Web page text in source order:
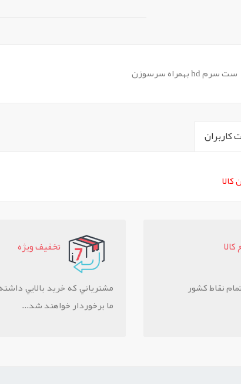
ست سرم hd بهمراه سرسوزن
کاربران
نقاط کشور
تخفيف ويژه
مشترياني که خريد بالايي
ما برخوردار خواهند شد...